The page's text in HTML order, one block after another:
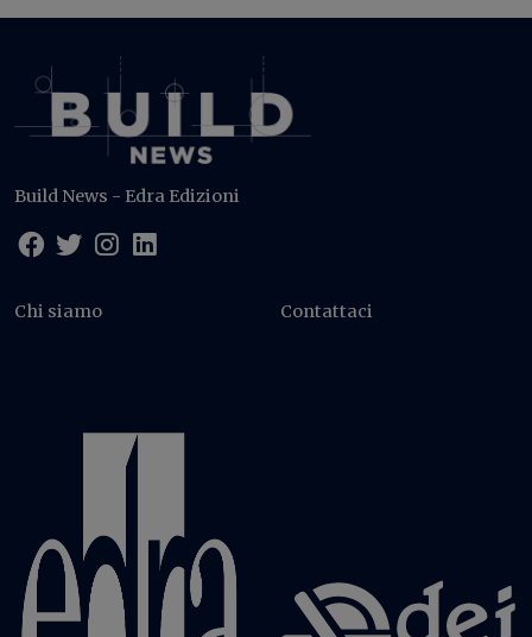
Build News - Edra Edizioni
Chi siamo Contattaci